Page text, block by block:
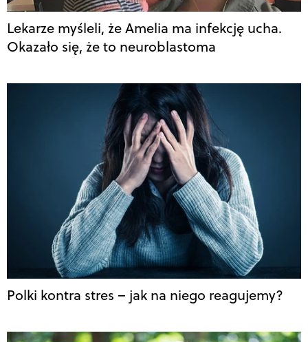
Lekarze myśleli, że Amelia ma infekcję ucha.
Okazało się, że to neuroblastoma
Polki kontra stres – jak na niego reagujemy?